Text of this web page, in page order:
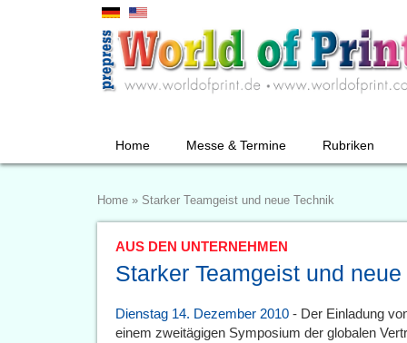
Home Messe & Termine Rubriken
Home » Starker Teamgeist und neue Technik
AUS DEN UNTERNEHMEN
Starker Teamgeist und neue
Dienstag 14. Dezember 2010 - Der Einladung
einem zweitägigen Symposium der globalen